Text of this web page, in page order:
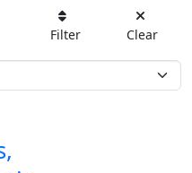
Filter Clear